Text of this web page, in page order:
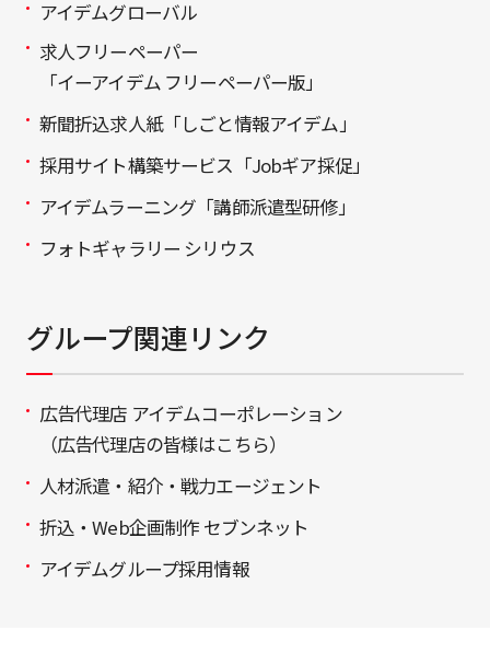
アイデムグローバル
求人フリーペーパー
「イーアイデム フリーペーパー版」
新聞折込求人紙「しごと情報アイデム」
採用サイト構築サービス「Jobギア採促」
アイデムラーニング「講師派遣型研修」
フォトギャラリー シリウス
グループ関連リンク
広告代理店 アイデムコーポレーション
（広告代理店の皆様はこちら）
人材派遣・紹介・戦力エージェント
折込・Web企画制作 セブンネット
アイデムグループ採用情報